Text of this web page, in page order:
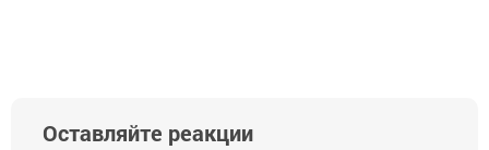
Оставляйте реакции